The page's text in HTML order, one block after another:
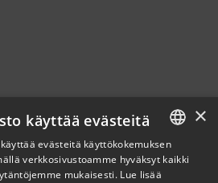
FINNISH
×
käyttää evästeitä
evästeitä käyttökokemuksen
verkkosivustoamme hyväksyt kaikki
mukaisesti. Lue lisää